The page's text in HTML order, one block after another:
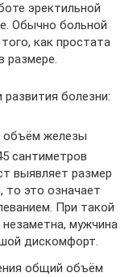
эректильной
Обычно больной
как простата
размере.
болезни:
объём железы
сантиметров
выявляет размер
это означает
При такой
мужчина
дискомфорт.
общий объём